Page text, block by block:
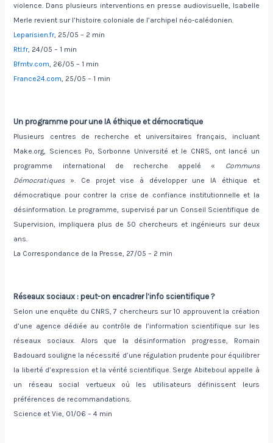
violence. Dans plusieurs interventions en presse audiovisuelle, Isabelle
Merle revient sur l’histoire coloniale de l’archipel néo-calédonien.
Leparisien.fr, 25/05 – 2 min
Rtl.fr, 24/05 – 1 min
Bfmtv.com , 26/05 – 1 min
France24.com , 25/05 – 1 min
Un programme pour une IA éthique et démocratique
Plusieurs centres de recherche et universitaires français, incluant
Make.org, Sciences Po, Sorbonne Université et le CNRS, ont lancé un
programme international de recherche appelé « Communs
Démocratiques». Ce projet vise à développer une IA éthique et
démocratique pour contrer la crise de confiance institutionnelle et la
désinformation. Le programme, supervisé par un Conseil Scientifique de
Supervision, impliquera plus de 50 chercheurs et ingénieurs sur deux
ans.
La Correspondance de la Presse, 27/05 – 2 min
Réseaux sociaux : peut-on encadrer l’info scientifique ?
Selon une enquête du CNRS, 7 chercheurs sur 10 approuvent la création
d’une agence dédiée au contrôle de l’information scientifique sur les
réseaux sociaux. Alors que la désinformation progresse, Romain
Badouard souligne la nécessité d’une régulation prudente pour équilibrer
la liberté d’expression et la vérité scientifique. Serge Abiteboul appelle à
un réseau social vertueux où les utilisateurs définissent leurs
préférences de recommandations.
Science et Vie, 01/06 – 4 min